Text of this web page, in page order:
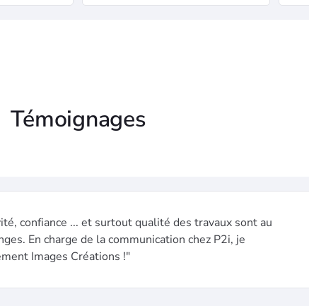
Témoignages
confiance ... et surtout qualité des travaux sont au
En charge de la communication chez P2i, je
Images Créations !"